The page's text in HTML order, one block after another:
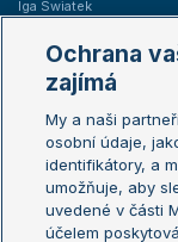
Iga Swiatek
Žebříčky
Žebříček ATP (muži)
Žebříček WTA (ženy)
Sázkařský žebříček
Ochrana
zajímá
My a naši partneři
osobní údaje,
identifikátory, a
umožňuje, aby
uvedené v části
účelem